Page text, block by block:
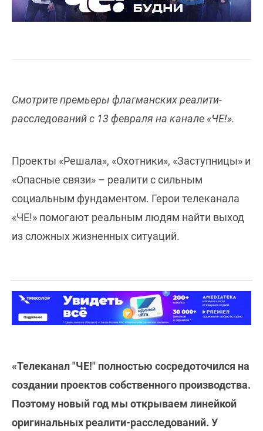
Смотрите премьеры флагманских реалити-
расследований с 13 февраля на канале «ЧЕ!».
Проекты «Решала», «Охотники», «Заступницы» и
«Опасные связи» – реалити с сильным
социальным фундаментом. Герои телеканала
«ЧЕ!» помогают реальным людям найти выход
из сложных жизненных ситуаций.
«Телеканал "ЧЕ!" полностью сосредоточился на
создании проектов собственного производства.
Поэтому новый год мы открываем линейкой
оригинальных реалити-расследований. У